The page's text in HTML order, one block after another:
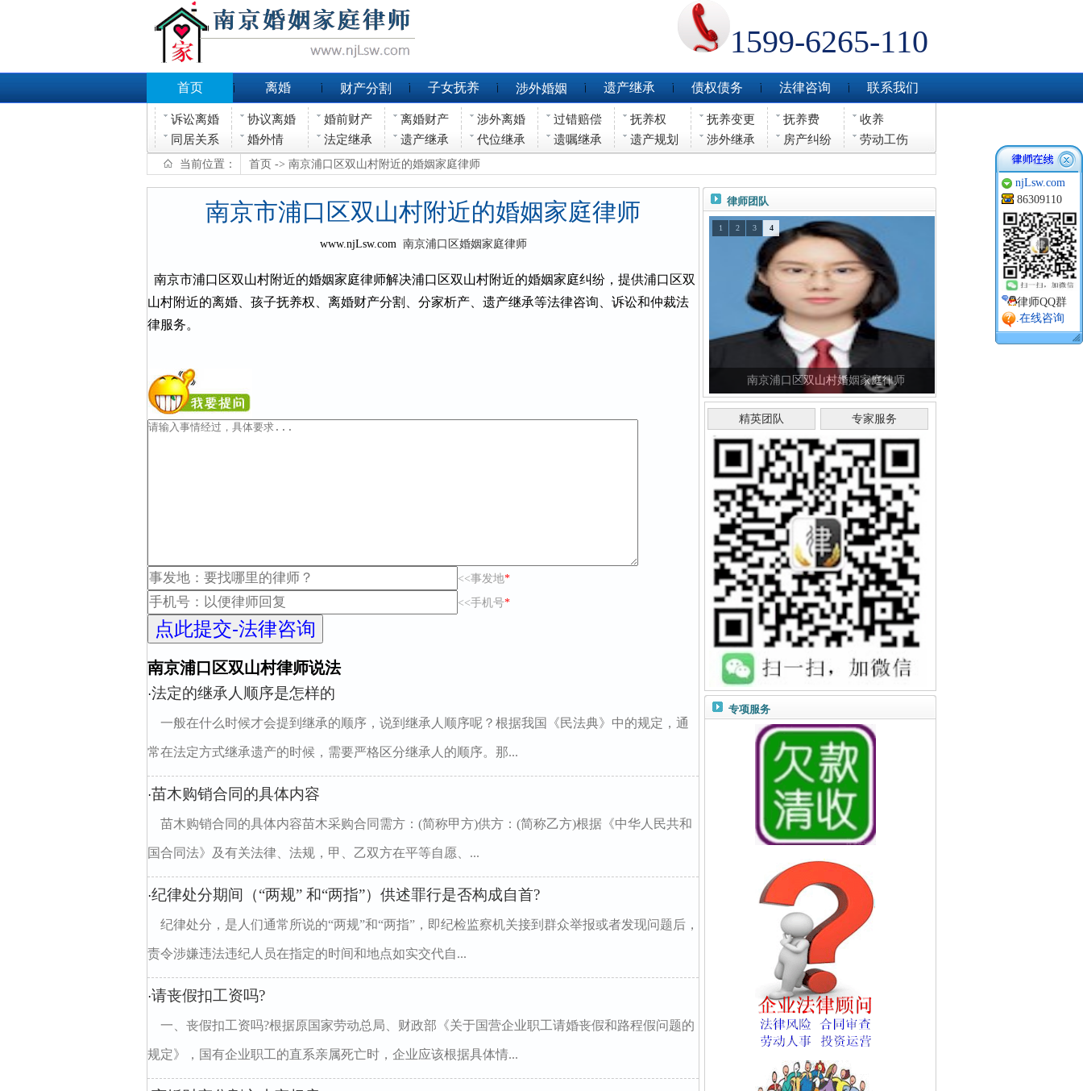
1599-6265-110
首页 离婚 财产分割 子女抚养 涉外婚姻 遗产继承 债权债务 法律咨询 联系我们
诉讼离婚 协议离婚 婚前财产 离婚财产 涉外离婚 过错赔偿 抚养权 抚养变更 抚养费
收养
同居关系
婚外情 法定继承 遗产继承 代位继承 遗嘱继承 遗产规划 涉外继承 房产纠纷 劳动工伤
当前位置： 首页 -> 南京浦口区双山村附近的婚姻家庭律师
南京市浦口区双山村附近的婚姻家庭律师
www.njLsw.com 南京浦口区婚姻家庭律师
南京市浦口区双山村附近的婚姻家庭律师解决浦口区双山村附近的婚姻家庭纠纷，提供浦口区双
山村附近的离婚、孩子抚养权、离婚财产分割、分家析产、遗产继承等法律咨询、诉讼和仲裁法
律服务。
<<事发地*
<<手机号*
南京浦口区双山村律师说法
·法定的继承人顺序是怎样的
一般在什么时候才会提到继承的顺序，说到继承人顺序呢？根据我国《民法典》中的规定，通
常在法定方式继承遗产的时候，需要严格区分继承人的顺序。那...
·苗木购销合同的具体内容
苗木购销合同的具体内容苗木采购合同需方：(简称甲方)供方：(简称乙方)根据《中华人民共和
国合同法》及有关法律、法规，甲、乙双方在平等自愿、...
·纪律处分期间（“两规” 和“两指”）供述罪行是否构成自首?
纪律处分，是人们通常所说的“两规”和“两指”，即纪检监察机关接到群众举报或者发现问题后，
责令涉嫌违法违纪人员在指定的时间和地点如实交代自...
·请丧假扣工资吗?
一、丧假扣工资吗?根据原国家劳动总局、财政部《关于国营企业职工请婚丧假和路程假问题的
规定》，国有企业职工的直系亲属死亡时，企业应该根据具体情...
律师团队
南京浦口区双山村婚姻家庭律师
1 2 3 4
精英团队 专家服务
专项服务
njLsw.com
86309110
律师QQ群
.在线咨询